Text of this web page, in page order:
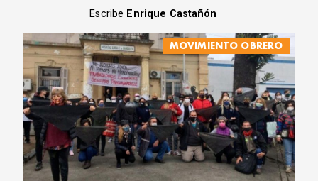
Escribe Enrique Castañón
MOVIMIENTO OBRERO